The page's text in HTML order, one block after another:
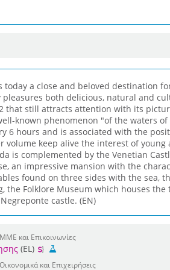
today a close and beloved destination
both delicious, natural and
that still attracts attention with its
known phenomenon "of the waters of
6 hours and is associated with the
volume keep alive the interest of young
is complemented by the Venetian
an impressive mansion with the
found on three sides with the sea,
the Folklore Museum which houses
castle. (EN)
και Επικοινωνίες
(EL)
και Επιχειρήσεις